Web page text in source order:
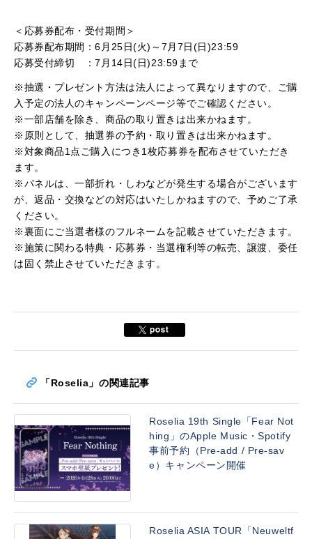
＜応募券配布・受付期間＞
応募券配布期間：6月25日(火)～7月7日(日)23:59
応募受付締切 ：7月14日(日)23:59まで
※抽選・プレゼント方法は法人によって異なりますので、ご購
入予定の法人のキャンペーンページ等でご確認ください。
※一部店舗を除き、商品の取り置きは出来かねます。
※原則として、抽選券の予約・取り置きは出来かねます。
※対象商品1点ご購入につき1枚応募券を配布させていただき
ます。
※パネルは、一部折れ・しわなどが発生する場合がございます
が、返品・交換などの対応はいたしかねますので、予めご了承
ください。
※裏面にご当選者様のフルネームを記載させていただきます。
※施策に関わる特典・応募券・当選権利等の転売、譲渡、委任
は固く禁止させていただきます。
「Roselia」の関連記事
Roselia 19th Single「Fear Not
hing」のApple Music・Spotify
事前予約（Pre-add / Pre-sav
e）キャンペーン開催
Roselia ASIA TOUR「Neuweltf